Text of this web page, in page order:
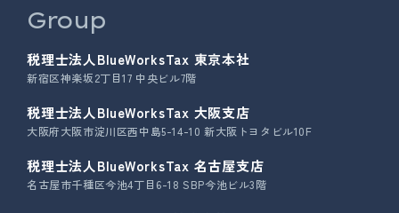
Group
税理士法人BlueWorksTax 東京本社
新宿区神楽坂2丁目17 中央ビル7階
税理士法人BlueWorksTax 大阪支店
大阪府大阪市淀川区西中島5-14-10 新大阪トヨタビル10F
税理士法人BlueWorksTax 名古屋支店
名古屋市千種区今池4丁目6-18 SBP今池ビル3階